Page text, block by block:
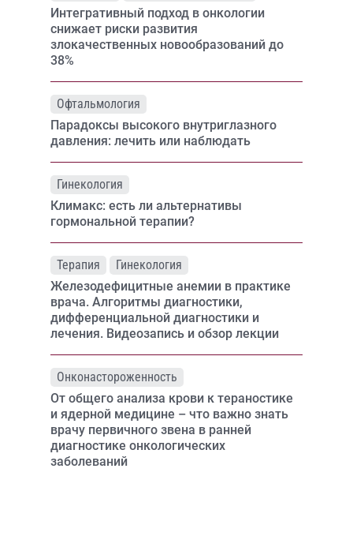
Интегративный подход в онкологии
снижает риски развития
злокачественных новообразований до
38%
Офтальмология
Парадоксы высокого внутриглазного
давления: лечить или наблюдать
Гинекология
Климакс: есть ли альтернативы
гормональной терапии?
Терапия
Гинекология
Железодефицитные анемии в практике
врача. Алгоритмы диагностики,
дифференциальной диагностики и
лечения. Видеозапись и обзор лекции
Онконастороженность
От общего анализа крови к тераностике
и ядерной медицине – что важно знать
врачу первичного звена в ранней
диагностике онкологических
заболеваний